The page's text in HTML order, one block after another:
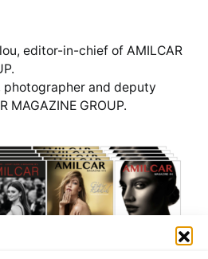
editor-in-chief of AMILCAR
photographer and deputy
MAGAZINE GROUP.